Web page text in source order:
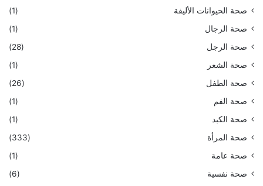
صحة الحيوانات الأليفة
(1)
صحة الرجال
(1)
صحة الرجل
(28)
صحة الشعر
(1)
صحة الطفل
(26)
صحة الفم
(1)
صحة الكبد
(1)
صحة المرأة
(333)
صحة عامة
(1)
صحة نفسية
(6)